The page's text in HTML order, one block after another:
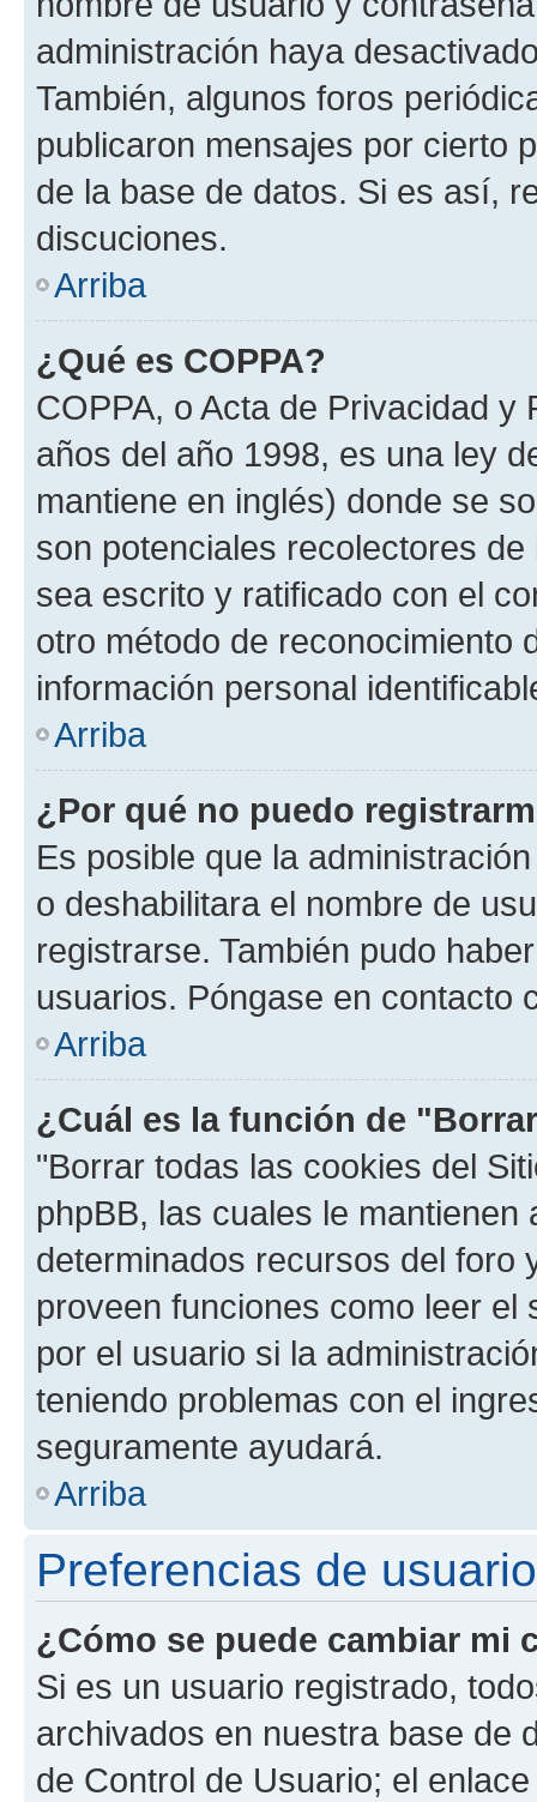
administración haya
También, algunos foros
publicaron mensajes por cierto
de la base de datos. Si es así,
discuciones.
Arriba
¿Qué es COPPA?
COPPA, o Acta de Privacidad
años del año 1998, es una ley
mantiene en inglés) donde se
son potenciales recolectores
sea escrito y ratificado con el
otro método de reconocimiento
información personal
Arriba
¿Por qué no puedo
Es posible que la
o deshabilitara el nombre de
registrarse. También pudo
usuarios. Póngase en contacto
Arriba
¿Cuál es la función de
"Borrar todas las cookies del
phpBB, las cuales le
determinados recursos del foro
proveen funciones como leer el
por el usuario si la
teniendo problemas con el
seguramente ayudará.
Arriba
Preferencias de
¿Cómo se puede cambiar mi
Si es un usuario registrado,
archivados en nuestra base de
de Control de Usuario; el